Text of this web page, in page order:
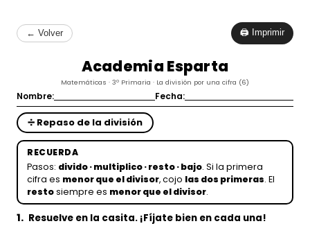
← Volver 🖨 Imprimir
Academia Esparta
Matemáticas · 3º Primaria · La división por una cifra (6)
Nombre: Fecha:
➗ Repaso de la división
RECUERDA
Pasos: divido · multiplico · resto · bajo. Si la primera
cifra es menor que el divisor, cojo las dos primeras. El
restosiempre es menor que el divisor.
1. Resuelve en la casita. ¡Fíjate bien en cada una!